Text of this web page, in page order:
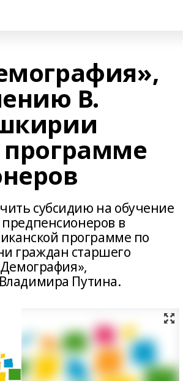
В.
субсидию на обучение
в
программе по
граждан старшего
Путина.